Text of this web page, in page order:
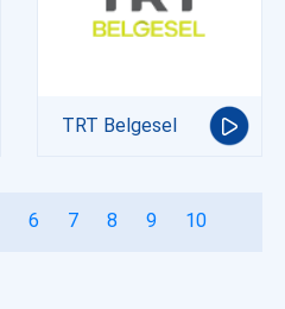
TRT Belgesel
6 7 8 9 10